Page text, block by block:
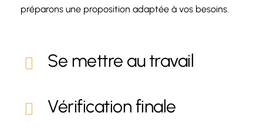
préparons une proposition adaptée à vos besoins.
Se mettre au travail
Vérification finale